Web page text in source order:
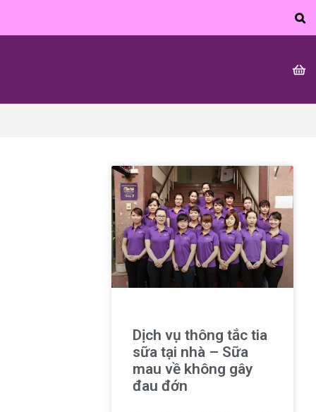
Dịch vụ thông tắc tia
sữa tại nhà – Sữa
mau về không gây
đau đớn